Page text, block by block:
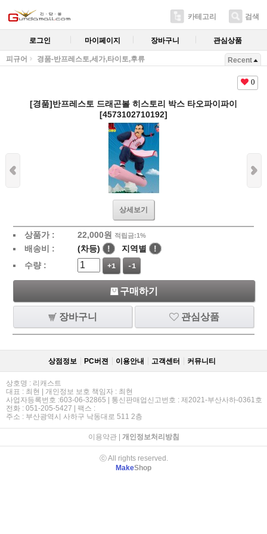
카테고리 검색
로그인 마이페이지 장바구니 관심상품
피규어 경품-반프레스토,세가,타이토,후류 Recent
0
[경품]반프레스토 드래곤볼 히스토리 박스 타오파이파이
[4573102710192]
상세보기
상품가 : 22,000원 적립금:1%
배송비 : (차등) ! 지역별
!
수량 :
+1 -1
구매하기
장바구니 관심상품
상점정보 PC버젼 이용안내 고객센터 커뮤니티
상호명 : 리캐스트
대표 : 최현 | 개인정보 보호 책임자 : 최현
사업자등록번호 :603-06-32865 | 통신판매업신고번호 : 제2021-부산사하-0361호
전화 : 051-205-5427 | 팩스 :
주소 : 부산광역시 사하구 낙동대로 511 2층
이용약관| 개인정보처리방침
ⓒ All rights reserved.
MakeShop